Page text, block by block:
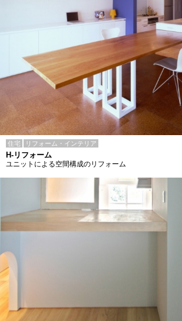
住宅 リフォーム・インテリア
H-リフォーム
ユニットによる空間構成のリフォーム